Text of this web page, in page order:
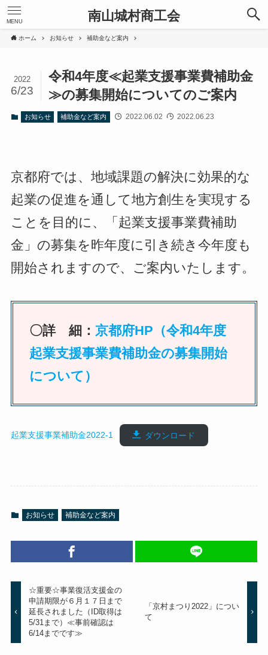
南山城村商工会
MENU
ホーム お知らせ 補助金など案内
令和4年度≪起業支援事業費補助金
≫の募集開始についてのご案内
2022
6/23
お知らせ 補助金など案内 2022.06.02 2022.06.23
京都府では、地域課題の解決に効果的な
起業の促進を通して地方創生を実現する
ことを目的に、「起業支援事業費補助
金」の募集を昨年度に引き続き今年度も
開始されますので、ご案内いたします。
〇詳 細： 京都府HP（令和4年度
起業支援事業費補助金の募集開始
について）
起業支援事業補助金2022-1 ダウンロード
お知らせ 補助金など案内
☆重要☆事業復活支援金の
申請期限が６月１７日まで
延長されました（ID取得は
5/31まで）≪事前確認は
6/14までです≫
「京村まつり2022」につい
て